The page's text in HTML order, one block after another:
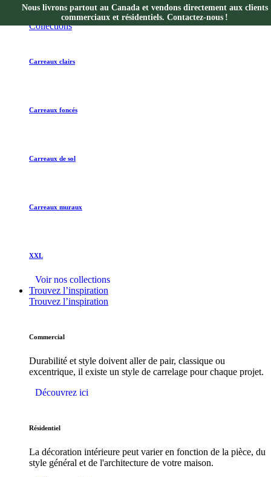
Nous livrons partout au Canada et vendons directement aux clients
commerciaux et résidentiels. Contactez-nous !
Collections
Collections
Carreaux clairs
Carreaux foncés
Carreaux de sol
Carreaux muraux
XXL
Voir nos collections
Trouvez l’inspiration
Trouvez l’inspiration
Commercial
Durabilité et style doivent aller de pair, classique ou
excentrique, il existe un style de carrelage pour chaque projet.
Découvrez ici
Résidentiel
La décoration intérieure peut varier en fonction de la pièce, du
style général et de l'architecture de votre maison.